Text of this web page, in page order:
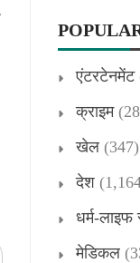
एंटरटेनमेंट
क्राइम
खेल (347)
देश
धर्म-लाइफ
मेडिकल